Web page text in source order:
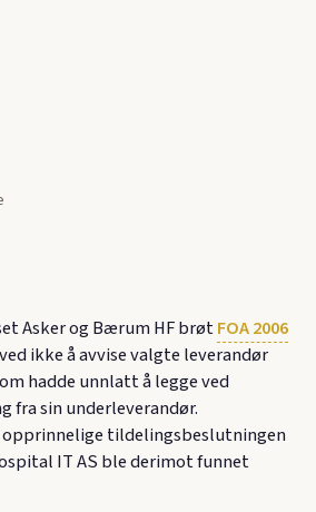
Asker og Bærum HF brøtFOA 2006
ikke å avvise valgte leverandør
hadde unnlatt å legge ved
sin underleverandør.
opprinnelige tildelingsbeslutningen
IT AS ble derimot funnet